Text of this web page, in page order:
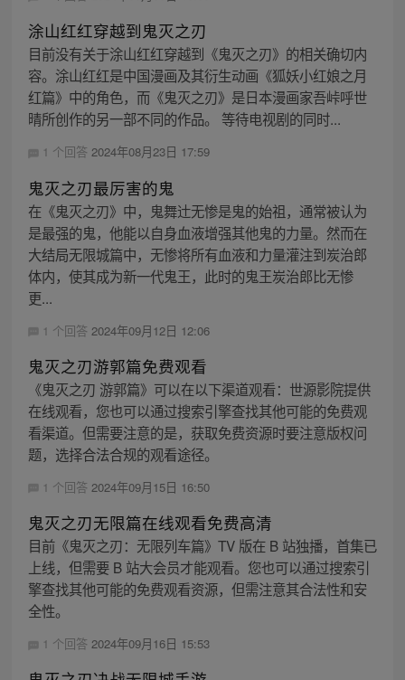
涂山红红穿越到鬼灭之刃
目前没有关于涂山红红穿越到《鬼灭之刃》的相关确切内
容。涂山红红是中国漫画及其衍生动画《狐妖小红娘之月
红篇》中的角色，而《鬼灭之刃》是日本漫画家吾峠呼世
晴所创作的另一部不同的作品。 等待电视剧的同时...
1 个回答 2024年08月23日 17:59
鬼灭之刃最厉害的鬼
在《鬼灭之刃》中，鬼舞辻无惨是鬼的始祖，通常被认为
是最强的鬼，他能以自身血液增强其他鬼的力量。然而在
大结局无限城篇中，无惨将所有血液和力量灌注到炭治郎
体内，使其成为新一代鬼王，此时的鬼王炭治郎比无惨
更...
1 个回答 2024年09月12日 12:06
鬼灭之刃游郭篇免费观看
《鬼灭之刃 游郭篇》可以在以下渠道观看：世源影院提供
在线观看，您也可以通过搜索引擎查找其他可能的免费观
看渠道。但需要注意的是，获取免费资源时要注意版权问
题，选择合法合规的观看途径。
1 个回答 2024年09月15日 16:50
鬼灭之刃无限篇在线观看免费高清
目前《鬼灭之刃：无限列车篇》TV 版在 B 站独播，首集已
上线，但需要 B 站大会员才能观看。您也可以通过搜索引
擎查找其他可能的免费观看资源，但需注意其合法性和安
全性。
1 个回答 2024年09月16日 15:53